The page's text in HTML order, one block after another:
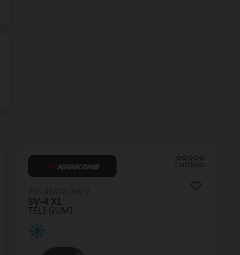
0 értékelés
TÉLI GUMI
Observe EWS1 XL